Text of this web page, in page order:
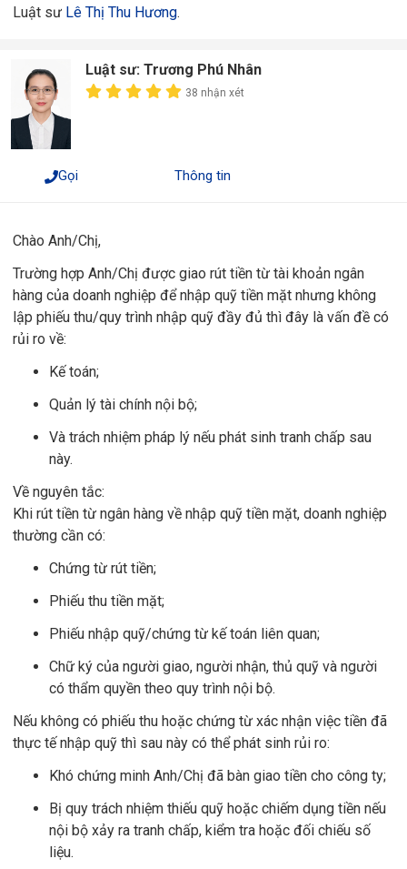
Luật sư Lê Thị Thu Hương.
Luật sư: Trương Phú Nhân
38 nhận xét
Gọi Thông tin
Chào Anh/Chị,
Trường hợp Anh/Chị được giao rút tiền từ tài khoản ngân
hàng của doanh nghiệp để nhập quỹ tiền mặt nhưng không
lập phiếu thu/quy trình nhập quỹ đầy đủ thì đây là vấn đề có
rủi ro về:
Kế toán;
Quản lý tài chính nội bộ;
Và trách nhiệm pháp lý nếu phát sinh tranh chấp sau
này.
Về nguyên tắc:
Khi rút tiền từ ngân hàng về nhập quỹ tiền mặt, doanh nghiệp
thường cần có:
Chứng từ rút tiền;
Phiếu thu tiền mặt;
Phiếu nhập quỹ/chứng từ kế toán liên quan;
Chữ ký của người giao, người nhận, thủ quỹ và người
có thẩm quyền theo quy trình nội bộ.
Nếu không có phiếu thu hoặc chứng từ xác nhận việc tiền đã
thực tế nhập quỹ thì sau này có thể phát sinh rủi ro:
Khó chứng minh Anh/Chị đã bàn giao tiền cho công ty;
Bị quy trách nhiệm thiếu quỹ hoặc chiếm dụng tiền nếu
nội bộ xảy ra tranh chấp, kiểm tra hoặc đối chiếu số
liệu.